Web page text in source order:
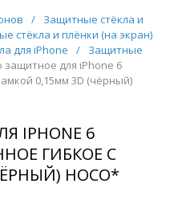
/
Защитные стёкла и
стёкла и плёнки (на экран)
для iPhone /
Защитные
защитное для iPhone 6
0,15мм 3D (чёрный)
IPHONE 6
ГИБКОЕ С
HOCO*